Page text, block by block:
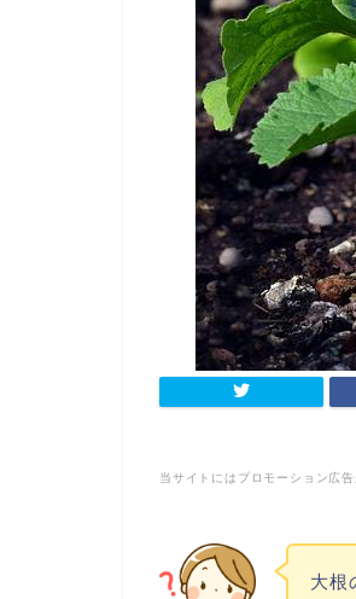
当サイトにはプロモーション広告
大根